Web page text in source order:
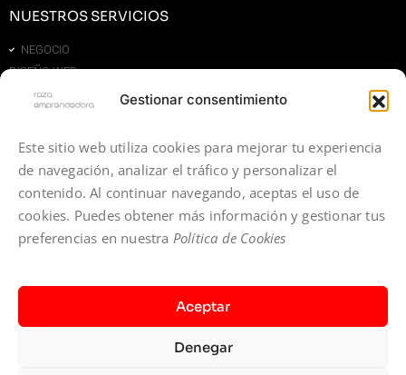
Gestionar consentimiento
Este sitio web utiliza cookies para mejorar tu experiencia
de navegación, analizar el tráfico y personalizar el
contenido. Al continuar navegando, aceptas el uso de
cookies. Puedes obtener más información y gestionar tus
preferencias en nuestra Política de Cookies
Aceptar
Denegar
NUESTROS SERVICIOS
NEGOCIO
DISEÑO WEB
SUSCRÍBETE A NUESTRA NEWSLETTER